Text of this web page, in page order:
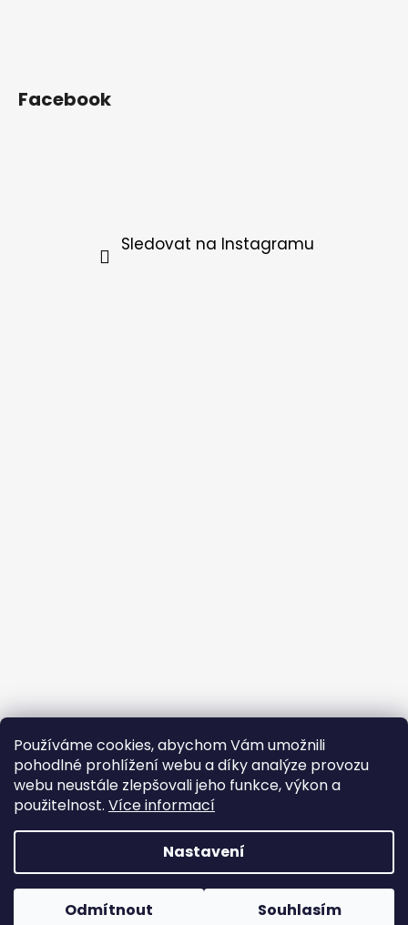
Používáme cookies, abychom Vám umožnili
pohodlné prohlížení webu a díky analýze provozu
webu neustále zlepšovali jeho funkce, výkon a
použitelnost. Více informací
Nastavení
Odmítnout Souhlasím
Facebook
Sledovat na Instagramu
Copyright 2026Oxybag . Všechna práva vyhrazena.